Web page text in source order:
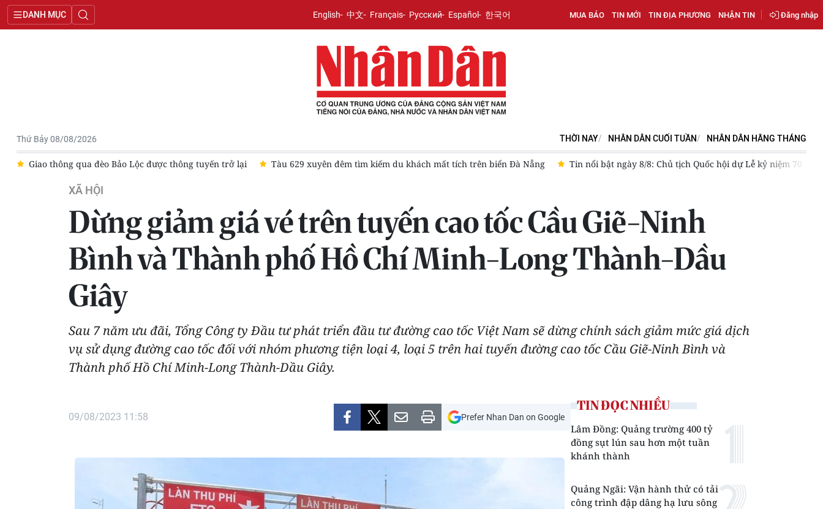
DANH MỤC English 中文 Français Русский Español 한국어 MUA BÁO TIN MỚI TIN ĐỊA PHƯƠNG NHẬN TIN Đăng nhập
Thứ Bảy 08/08/2026 THỜI NAY NHÂN DÂN CUỐI TUẦN NHÂN DÂN HẰNG THÁNG
tuyến trở lại Tàu 629 xuyên đêm tìm kiếm du khách mất tích trên biển Đà Nẵng Tin nổi bật ngày 8/8: Chủ tịch Quốc hội dự Lễ kỷ niệm 70 năm Ngày truyền thống lực lượng Cảnh sát kinh
XÃ HỘI
Dừng giảm giá vé trên tuyến cao tốc Cầu Giẽ-Ninh
Bình và Thành phố Hồ Chí Minh-Long Thành-Dầu
Giây
Sau 7 năm ưu đãi, Tổng Công ty Đầu tư phát triển đầu tư đường cao tốc Việt Nam sẽ dừng chính sách giảm mức giá dịch
vụ sử dụng đường cao tốc đối với nhóm phương tiện loại 4, loại 5 trên hai tuyến đường cao tốc Cầu Giẽ-Ninh Bình và
Thành phố Hồ Chí Minh-Long Thành-Dầu Giây.
09/08/2023 11:58 Prefer Nhan Dan on Google
TIN ĐỌC NHIỀU
Lâm Đồng: Quảng trường 400 tỷ
đồng sụt lún sau hơn một tuần
khánh thành
Quảng Ngãi: Vận hành thử có tải
công trình đập dâng hạ lưu sông